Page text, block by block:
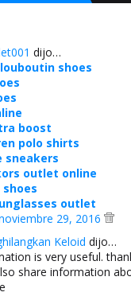
dijo…
shoes
boost
polo shirts
sneakers
outlet online
outlet
29, 2016
Keloid dijo…
is very useful.
share information